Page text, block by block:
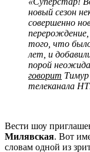
новый сезон
совершенно
перерождение,
того, что
лет, и
порой
говорит
телеканала
Вести шоу
Милявская. Вот
словам одной из